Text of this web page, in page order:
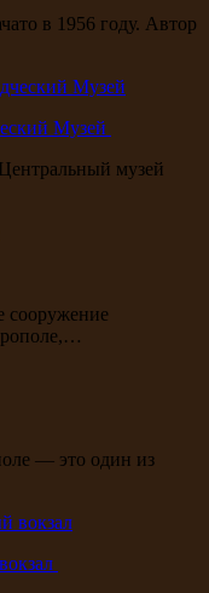
в 1956 году. Автор
Музей
музей
сооружение
— это один из